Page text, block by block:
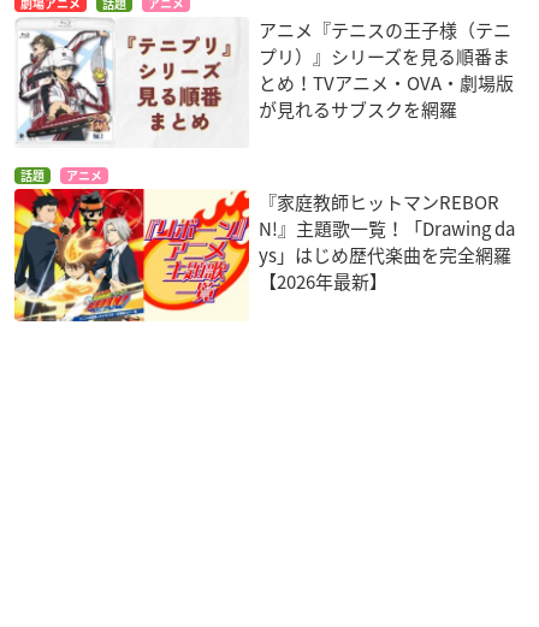
劇場アニメ 話題 アニメ
アニメ『テニスの王子様（テニ
プリ）』シリーズを見る順番ま
とめ！TVアニメ・OVA・劇場版
が見れるサブスクを網羅
話題 アニメ
『家庭教師ヒットマンREBOR
N!』主題歌一覧！「Drawing da
ys」はじめ歴代楽曲を完全網羅
【2026年最新】